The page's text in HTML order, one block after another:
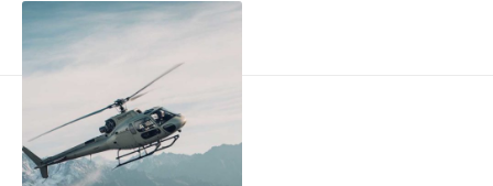
Post navigation